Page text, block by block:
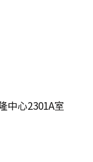
中心2301A室